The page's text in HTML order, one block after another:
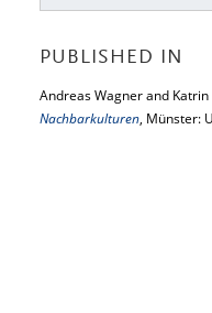
PUBLISHED IN
Andreas Wagner and Katrin
Nachbarkulturen, Münster: